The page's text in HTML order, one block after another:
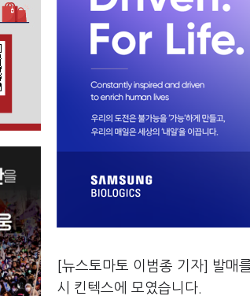
[뉴스토마토 이범종 기자] 발매
시 킨텍스에 모였습니다.